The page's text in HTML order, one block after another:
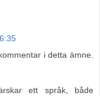
i detta ämne.
ett språk, både